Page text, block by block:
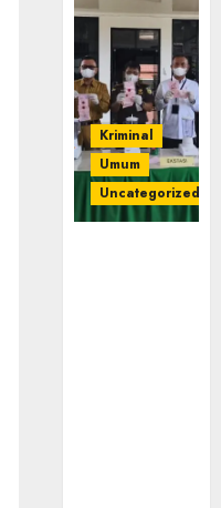
Kriminal
Umum
Uncategorized